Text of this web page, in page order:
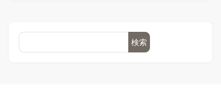
検索